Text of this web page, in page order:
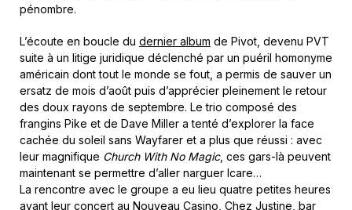
pénombre.
L’écoute en boucle du dernier album de Pivot, devenu PVT
suite à un litige juridique déclenché par un puéril homonyme
américain dont tout le monde se fout, a permis de sauver un
ersatz de mois d’août puis d’apprécier pleinement le retour
des doux rayons de septembre. Le trio composé des
frangins Pike et de Dave Miller a tenté d’explorer la face
cachée du soleil sans Wayfarer et a plus que réussi : avec
leur magnifique Church With No Magic, ces gars-là peuvent
maintenant se permettre d’aller narguer Icare…
La rencontre avec le groupe a eu lieu quatre petites heures
avant leur concert au Nouveau Casino, Chez Justine, bar